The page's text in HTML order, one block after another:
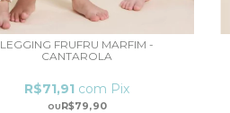
LEGGING FRUFRU MARFIM -
CANTAROLA
R$79,90
R$71,91 com Pix